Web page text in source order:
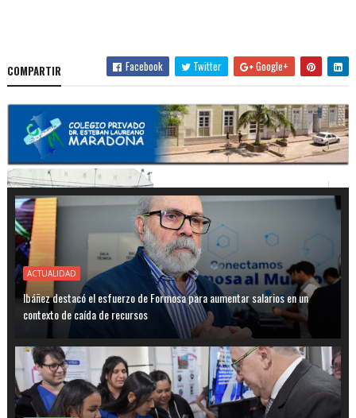
COMPARTIR Facebook Twitter Google+
ACTUALIDAD
Ibáñez destacó el esfuerzo de Formosa para aumentar salarios en un
contexto de caída de recursos